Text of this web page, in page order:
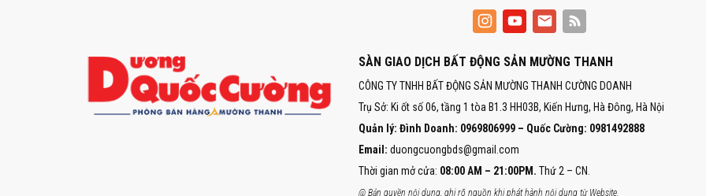
SÀN GIAO DỊCH BẤT ĐỘNG SẢN MƯỜNG THANH
CÔNG TY TNHH BẤT ĐỘNG SẢN MƯỜNG THANH CƯỜNG DOANH
Trụ Sở: Ki ốt số 06, tầng 1 tòa B1.3 HH03B, Kiến Hưng, Hà Đông, Hà Nội
Quản lý: Đình Doanh: 0969806999 – Quốc Cường: 0981492888
Email: duongcuongbds@gmail.com
Thời gian mở cửa: 08:00 AM – 21:00PM. Thứ 2 – CN.
@ Bản quyền nội dung, ghi rõ nguồn khi phát hành nội dung từ Website.